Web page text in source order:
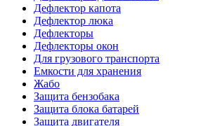
Дефлектор капота
Дефлектор люка
Дефлекторы
Дефлекторы окон
Для грузового транспорта
Емкости для хранения
Жабо
Защита бензобака
Защита блока батарей
Защита двигателя